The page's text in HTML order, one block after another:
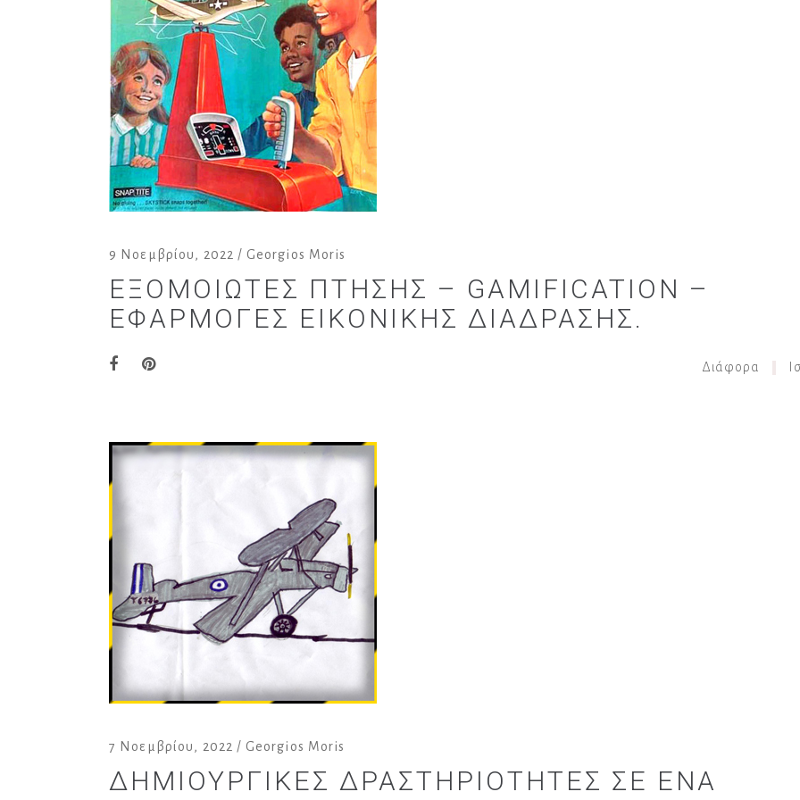
9 Νοεμβρίου, 2022 Georgios Moris
ΕΞΟΜΟΙΩΤΈΣ ΠΤΉΣΗΣ – GAMIFICATION –
ΕΦΑΡΜΟΓΈΣ ΕΙΚΟΝΙΚΉΣ ΔΙΆΔΡΑΣΗΣ.
Διάφορα
7 Νοεμβρίου, 2022 Georgios Moris
ΔΗΜΙΟΥΡΓΙΚΈΣ ΔΡΑΣΤΗΡΙΌΤΗΤΕΣ ΣΕ ΈΝΑ